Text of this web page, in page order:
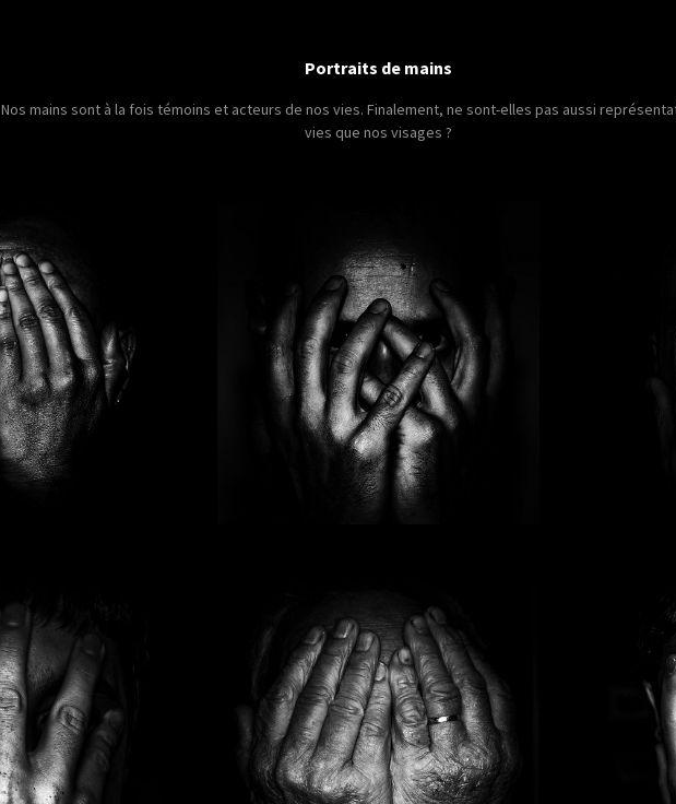
Portraits de mains
Nos mains sont à la fois témoins et acteurs de nos vies. Finalement, ne sont-elles pas aussi
vies que nos visages ?